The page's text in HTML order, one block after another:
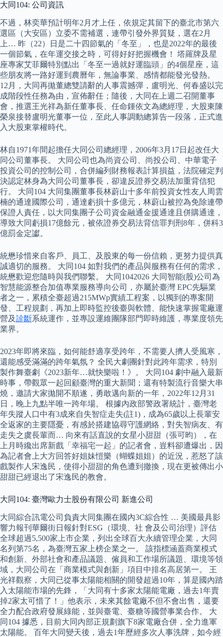
大同104: 公司資訊
不過，林奕華預計明年2月才上任，依規定其留下的臺北市第六
選區（大安區）立委不需補選，連帶引發外界質疑，選在2月
上… 昨（22）日是二十四節氣的「冬至」，也是2022年的最後
一個節氣，在年運交接之時，可得好好把握機會！ 塔羅牌及星
座專家艾菲爾特別點出「冬至一過就好運臨頭」的4個星座，這
些朋友將一路好運到農曆年，無論事業、感情都能發光發熱。
12月，大同再拋董總雙請辭的人事震撼彈，盧明光、何春盛以完
成階段性任務為由，宣佈辭任；隨後，大同在上週二召開董事
會，推選王光祥為新任董事長、任命鍾依文為總經理，大股東陳
榮泉接替盧明光董事一位，至此人事調動總算告一段落，正式進
入大股東掌權時代。
林自1971年間起擔任大同公司總經理，2006年3月17日起改任大
同公司董事長。 大同公司也為尚資公司、尚投公司、中華電子
投資公司的控制公司，合併編列財務報表計算損益，法院確定判
決認定林身為大同公司董事長，卻違反證券交易法加重背信犯
行。 大同104 大同集團董事長林蔚山十多年前投資女性友人周雲
楠的通達國際公司，通達虧損十多億元，林蔚山被控為免除連帶
保證人責任，以大同集團子公司資金融通金援通達且併購通達，
導致大同虧損17億餘元，被依證券交易法背信罪判刑8年，併科3
億罰金定讞。
統懋珍惜來自客戶、員工、及股東的每一份信賴，更努力提供真
誠適切的服務。 大同104 如對我們的產品與服務有任何的需求，
統懋歡迎您隨時與我們聯繫。 大同1042026 大同智能(股)公司為
智慧能源整合加值專業服務導向公司，亦屬於臺灣 EPC先驅業
者之一，累積全臺超過215MWp實績工程案，以獨到的專案開
發、工程規劃，再加上即時監控後臺與軟體、能快速掌握電廠運
營及診斷系統運作，並專設運維團隊部門即時維護，專業度領先
業界。
2023年即將來臨，如何能舒適享受跨年，不需要人擠人受風寒，
還能感受滿滿的跨年氣氛？ 全民大劇團針對此跨年需求，特別
製作舞臺劇《2023新年…就快樂啦！》。 大同104 劇中融入最新
時事，帶觀眾一起回顧臺灣的重大新聞；還有特製流行音樂大串
燒，邀請大家拋開不順遂，勇敢邁向新的一年，2022年12月31
日，晚上九點半唯一跨年場。 根據內政部警政署統計，臺灣老
年失蹤人口中有3成來自失智症走失(註1)，成為65歲以上長輩安
全返家的主要隱憂，有感於搭建協尋守護網絡，對失智病友、有
走失之虞長輩而… 向來有話直說的女星小甜甜（張可昀），在
上月時纔出席新戲「幸福宅一起」的記者會，豈料卻遭爆出，因
為記者會上大方回答好姐妹愷樂（蝴蝶姐姐）的近況，惹怒了該
戲製作人宋逸民，使得小甜甜的角色遭到撤換，現在更被傳出小
甜甜已經退出了宋逸民的教會。
大同104: 臺灣歐力士股份有限公司 新進公司
大同綜合訊電公司負責大同集團在國內3C綜合性 … 美國最具影
響力報刊華爾街日報針對ESG（環境、社 會及公司治理）評估
全球超過5,500家上市企業，列出全球百大永續管理企業，大同
名列第75名，為臺灣五家上榜企業之一。 該指標涵蓋商業模式
和創新、外部社會和產品議題、僱員和工作場所議題、環境等領
域，大同公司在「商業模式與創新」項目中排名高居第一。 王
光祥觀察，大同已從事太陽能相關的開發超過10年，算是國內踏
入太陽能市場的先鋒，「大同有十多家太陽能電廠，過去1年賣
掉2家太可惜了！」他表示，未來其餘電廠不但不會出售，還要
全力配合政府發展綠能，並與臺電、臺糖等國營事業合作。 大
同104 據悉，目前大同內部正規劃旗下8家電廠合併，全力進軍
太陽能。 百年大同變天後，過去1年歷經多次人事洗牌，如今經